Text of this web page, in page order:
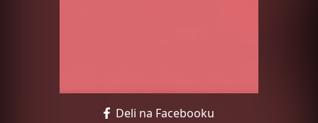
Deli na Facebooku